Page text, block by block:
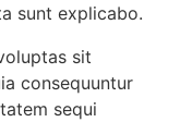
sunt explicabo.
sit
consequuntur
sequi